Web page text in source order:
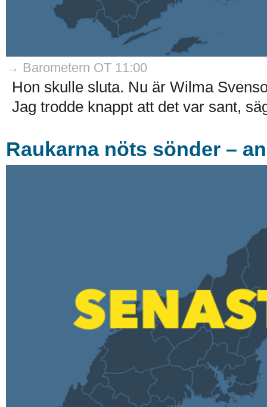
→ Barometern OT 11:00
Hon skulle sluta. Nu är Wilma
Jag trodde knappt att det var sant,
Raukarna nöts sönder –